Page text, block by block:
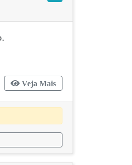
Município.
Veja Mais